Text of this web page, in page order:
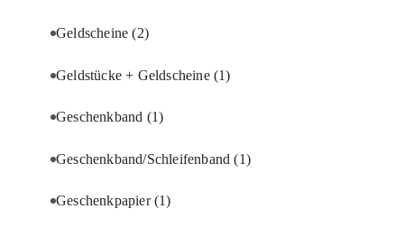
Geldscheine(2)
Geldstücke + Geldscheine (1)
Geschenkband (1)
Geschenkband/Schleifenband(1)
Geschenkpapier(1)